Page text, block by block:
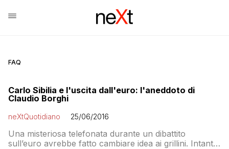
FAQ
Carlo Sibilia e l'uscita dall'euro: l'aneddoto di
Claudio Borghi
neXtQuotidiano 25/06/2016
Una misteriosa telefonata durante un dibattito
sull’euro avrebbe fatto cambiare idea ai grillini. Intanto